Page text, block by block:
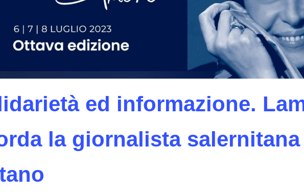
ed informazione.
la giornalista